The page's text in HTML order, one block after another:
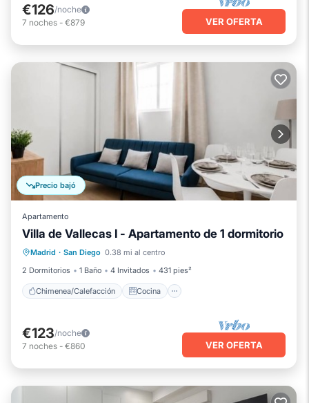
€126/noche
7 noches - €879 VER OFERTA
Precio bajó
Apartamento
Villa de Vallecas I - Apartamento de 1 dormitorio
Madrid · San Diego 0.38 mi al centro
2 Dormitorios
1 Baño 4 Invitados 431 pies²
Chimenea/Calefacción Cocina
Chimenea/Calefacción
Cocina
Aire acondicionado
€123/noche
7 noches - €860 VER OFERTA